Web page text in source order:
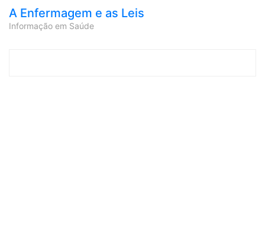
A Enfermagem e as Leis
Informação em Saúde